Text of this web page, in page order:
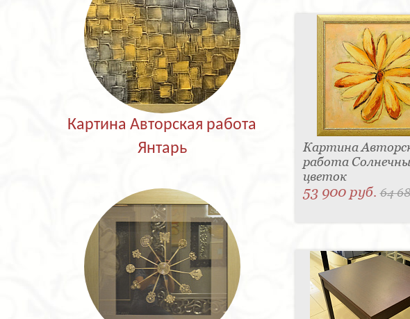
Картина Авторская работа
Янтарь
Картина
работа
цветок
53 900 руб.64